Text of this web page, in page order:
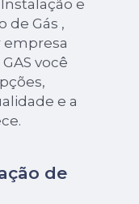
e
de Gás ,
empresa
você
e a
de